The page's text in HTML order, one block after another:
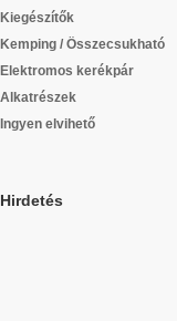
Kiegészítők
Kemping / Összecsukható
Elektromos kerékpár
Alkatrészek
Ingyen elvihető
Hirdetés